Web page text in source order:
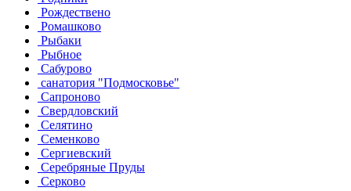
Рождествено
Ромашково
Рыбаки
Рыбное
Сабурово
санатория "Подмосковье"
Сапроново
Свердловский
Селятино
Семенково
Сергиевский
Серебряные Пруды
Серково